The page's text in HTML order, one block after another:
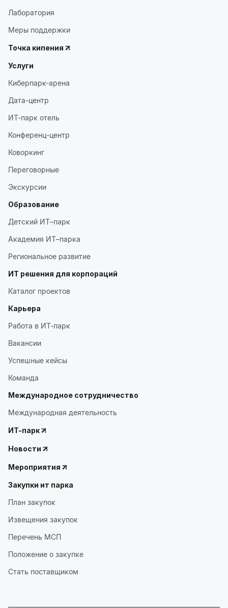
Лаборатория
Меры поддержки
Точка кипения
Услуги
Киберпарк-арена
Дата-центр
ИТ-парк отель
Конференц-центр
Коворкинг
Переговорные
Экскурсии
Образование
Детский ИТ–парк
Академия ИТ–парка
Региональное развитие
ИТ решения для корпораций
Каталог проектов
Карьера
Работа в ИТ-парк
Вакансии
Успешные кейсы
Команда
Международное сотрудничество
Международная деятельность
ИТ-парк
Новости
Мероприятия
Закупки ит парка
План закупок
Извещения закупок
Перечень МСП
Положение о закупке
Стать поставщиком